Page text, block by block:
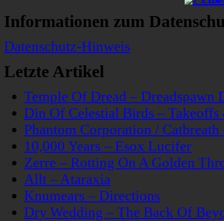
Informationen zum
Datenschutz-Hinweis
Letzte Artikel
Temple Of Dread – Dreadspawn
Din Of Celestial Birds –
Phantom Corporation /
10,000 Years – Esox Lucifer
Zerre – Rotting On A Golden
Allt – Ataraxia
Knumears – Directions
Dry Wedding – The Back Of